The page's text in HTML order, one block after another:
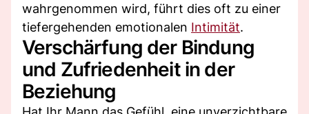
wahrgenommen wird, führt dies oft zu einer
tiefergehenden emotionalen Intimität.
Verschärfung der Bindung
und Zufriedenheit in der
Beziehung